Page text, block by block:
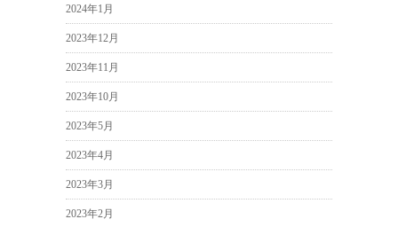
2024年1月
2023年12月
2023年11月
2023年10月
2023年5月
2023年4月
2023年3月
2023年2月